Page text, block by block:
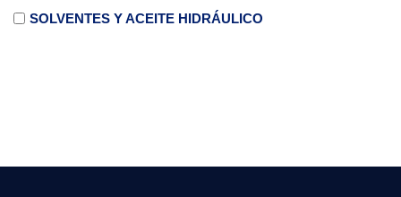
SOLVENTES Y ACEITE HIDRÁULICO